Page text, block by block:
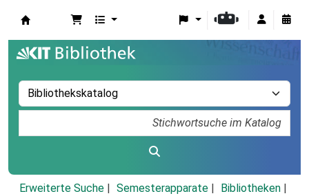
Erweiterte Suche Semesterapparate
Bibliotheken